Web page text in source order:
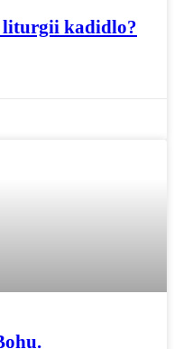
liturgii kadidlo?